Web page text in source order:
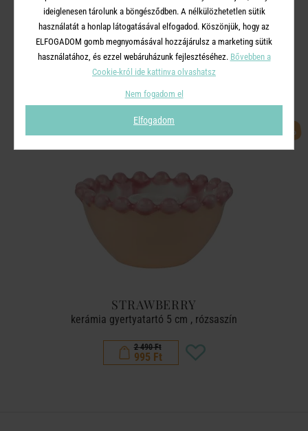
A TERMÉKCSALÁD TOVÁBBI
TERMÉKEI
-60%
STRAWBERRY
kerámia gyertyatartó 5 cm , rózsaszín
2 490 Ft
995 Ft
ideiglenesen tárolunk a böngésződben. A nélkülözhetetlen sütik
használatát a honlap látogatásával elfogadod. Köszönjük, hogy az
ELFOGADOM gomb megnyomásával hozzájárulsz a marketing sütik
használatához, és ezzel webáruházunk fejlesztéséhez. Bővebben a
Cookie-król ide kattinva olvashatsz
Nem fogadom el
Elfogadom